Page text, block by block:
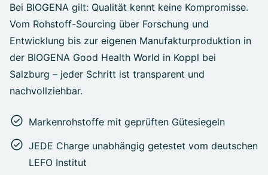
Bei BIOGENA gilt: Qualität kennt keine Kompromisse.
Vom Rohstoff-Sourcing über Forschung und
Entwicklung bis zur eigenen Manufakturproduktion in
der BIOGENA Good Health World in Koppl bei
Salzburg – jeder Schritt ist transparent und
nachvollziehbar.
Markenrohstoffe mit geprüften Gütesiegeln
JEDE Charge unabhängig getestet vom deutschen
LEFO Institut